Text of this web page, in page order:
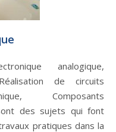
analogique,
de circuits
Composants
des sujets qui font
pratiques dans la